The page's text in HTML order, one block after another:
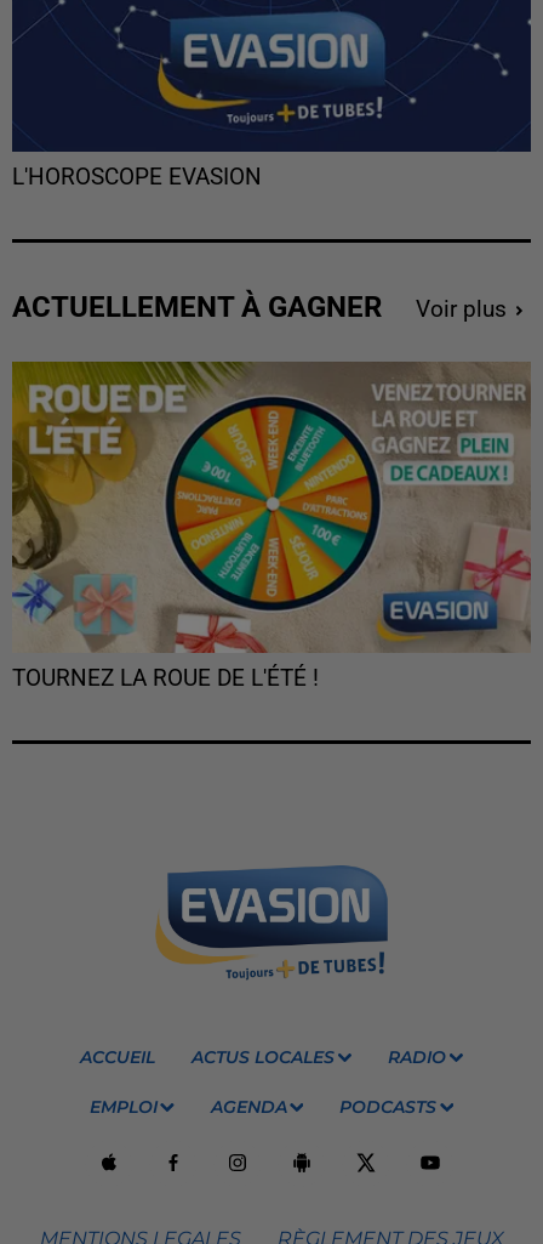
L'HOROSCOPE EVASION
ACTUELLEMENT À GAGNER Voir plus
TOURNEZ LA ROUE DE L'ÉTÉ !
ACCUEIL ACTUS LOCALES RADIO
EMPLOI AGENDA PODCASTS
MENTIONS LEGALES RÈGLEMENT DES JEUX